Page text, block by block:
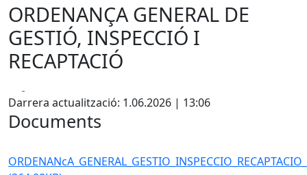
ORDENANÇA GENERAL DE
GESTIÓ, INSPECCIÓ I
RECAPTACIÓ
Darrera actualització: 1.06.2026 | 13:06
Documents